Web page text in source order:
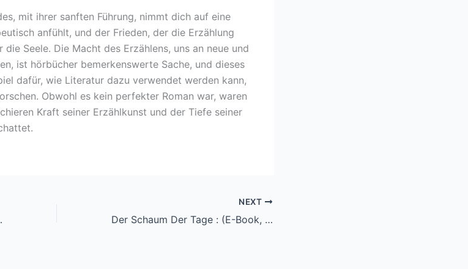
mit ihrer sanften Führung, nimmt dich auf eine
anfühlt, und der Frieden, der die Erzählung
Seele. Die Macht des Erzählens, uns an neue und
ist hörbücher bemerkenswerte Sache, und dieses
dafür, wie Literatur dazu verwendet werden kann,
Obwohl es kein perfekter Roman war, waren
Kraft seiner Erzählkunst und der Tiefe seiner
em PDF
NEXT
Der Schaum Der Tage : (E-Book, PDF)